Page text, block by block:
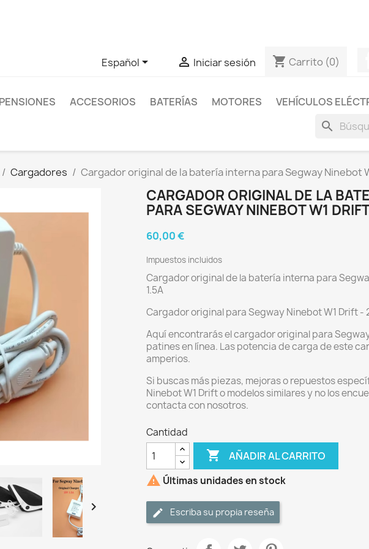
Español  Iniciar sesión shopping_cart Carrito (0)
ACCESORIOS BATERÍAS MOTORES VEHÍCULOS
search
Cargadores Cargador original de la batería interna para Segway Ninebot

CARGADOR ORIGINAL DE LA
PARA SEGWAY NINEBOT W1
60,00 €
Impuestos incluidos
Cargador original de la batería interna para
1.5A
Cargador original para Segway Ninebot W1 Drift -
Aquí encontrarás el cargador original para
patines en línea. Las potencia de carga de este
amperios.
Si buscas más piezas, mejoras o repuestos
Ninebot W1 Drift o modelos similares y no los
contacta con nosotros.
Cantidad
 AÑADIR AL CARRITO
 Últimas unidades en stock
Escriba su propia reseña